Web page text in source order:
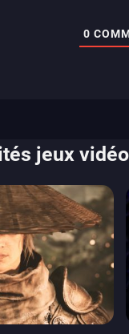
0
jeux